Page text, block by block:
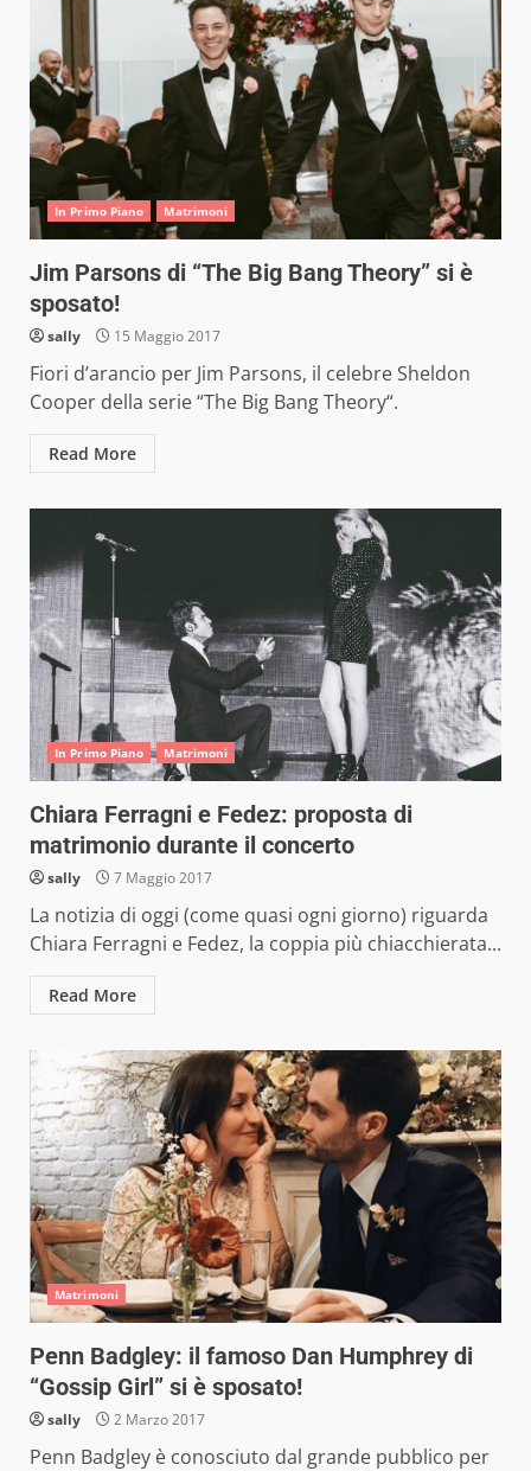
In Primo Piano Matrimoni
Jim Parsons di “The Big Bang Theory” si è
sposato!
sally 15 Maggio 2017
Fiori d’arancio per Jim Parsons, il celebre Sheldon
Cooper della serie “The Big Bang Theory“.
Read More
In Primo Piano Matrimoni
Chiara Ferragni e Fedez: proposta di
matrimonio durante il concerto
sally 7 Maggio 2017
La notizia di oggi (come quasi ogni giorno) riguarda
Chiara Ferragni e Fedez, la coppia più chiacchierata...
Read More
Matrimoni
Penn Badgley: il famoso Dan Humphrey di
“Gossip Girl” si è sposato!
sally 2 Marzo 2017
Penn Badgley è conosciuto dal grande pubblico per